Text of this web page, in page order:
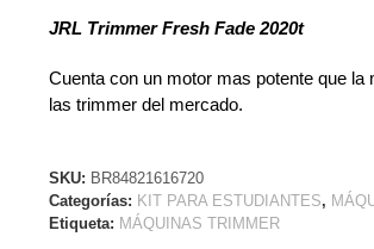
JRL Trimmer Fresh Fade 2020t
Cuenta con un motor mas potente que la
las trimmer del mercado.
SKU: BR84821616720
Categorías: KIT PARA ESTUDIANTES,
Etiqueta: MÁQUINAS TRIMMER